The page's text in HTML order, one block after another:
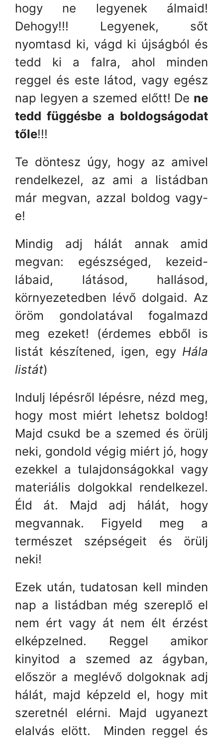
hogy ne legyenek álmaid!
Dehogy!!! Legyenek, sőt
nyomtasd ki, vágd ki újságból és
tedd ki a falra, ahol minden
reggel és este látod, vagy egész
nap legyen a szemed előtt! De ne
tedd függésbe a boldogságodat
tőle!!!
Te döntesz úgy, hogy az amivel
rendelkezel, az ami a listádban
már megvan, azzal boldog vagy-
e!
Mindig adj hálát annak amid
megvan: egészséged, kezeid-
lábaid, látásod, hallásod,
környezetedben lévő dolgaid. Az
öröm gondolatával fogalmazd
meg ezeket! (érdemes ebből is
listát készítened, igen, egyHála
listát)
Indulj lépésről lépésre, nézd meg,
hogy most miért lehetsz boldog!
Majd csukd be a szemed és örülj
neki, gondold végig miért jó, hogy
ezekkel a tulajdonságokkal vagy
materiális dolgokkal rendelkezel.
Éld át. Majd adj hálát, hogy
megvannak. Figyeld meg a
természet szépségeit és örülj
neki!
Ezek után, tudatosan kell minden
nap a listádban még szereplő el
nem ért vagy át nem élt érzést
elképzelned. Reggel amikor
kinyitod a szemed az ágyban,
először a meglévő dolgoknak adj
hálát, majd képzeld el, hogy mit
szeretnél elérni. Majd ugyanezt
elalvás elött. Minden reggel és